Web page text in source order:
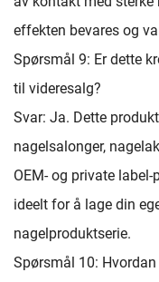
effekten bevares og
Spørsmål 9: Er dette
til videresalg?
Svar: Ja. Dette
nagelsalonger,
OEM- og private
ideelt for å lage din
nagelproduktserie.
Spørsmål 10: